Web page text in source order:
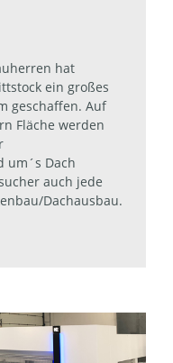
hat
ein großes
geschaffen. Auf
Fläche werden
um´s Dach
auch jede
Dachausbau.